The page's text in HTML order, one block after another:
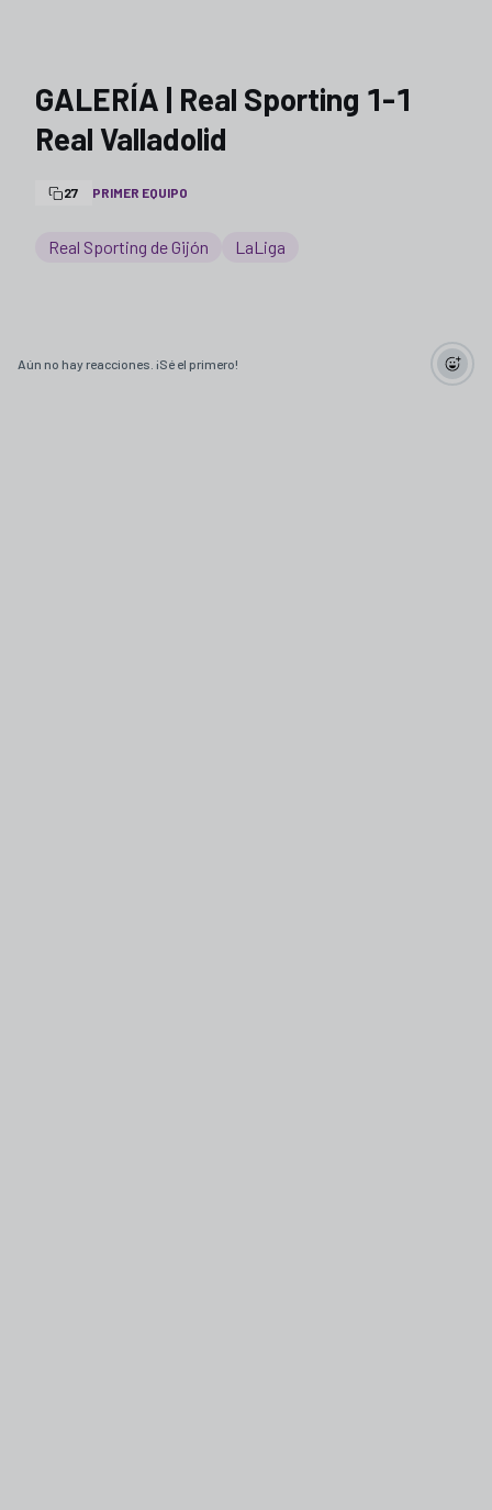
GALERÍA | Real Sporting 1-1
Real Valladolid
27 PRIMER EQUIPO
Real Sporting de Gijón LaLiga
Aún no hay reacciones. ¡Sé el primero!